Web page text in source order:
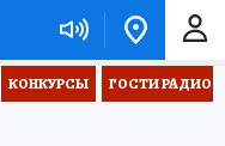
КОНКУРСЫ ГОСТИ РАДИО